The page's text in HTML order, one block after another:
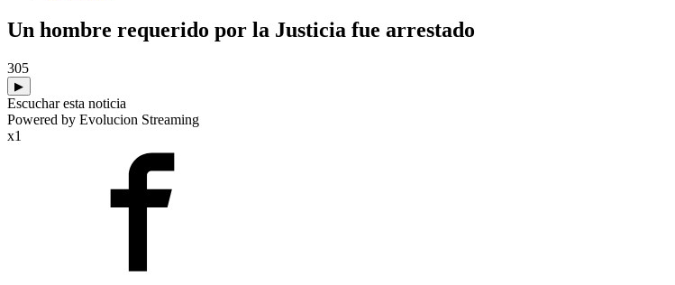
Un hombre requerido por la Justicia fue arrestado
305
▶
Escuchar esta noticia
Powered by Evolucion Streaming
x1